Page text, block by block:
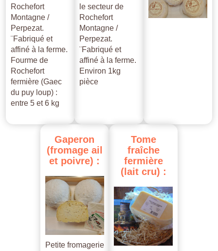
Rochefort
Montagne /
Perpezat.
¨Fabriqué et
affiné à la ferme.
Fourme de
Rochefort
fermière (Gaec
du puy loup) :
entre 5 et 6 kg
le secteur de
Rochefort
Montagne /
Perpezat.
¨Fabriqué et
affiné à la ferme.
Environ 1kg
pièce
Gaperon
(fromage ail
et poivre) :
Petite fromagerie
Tome
fraîche
fermière
(lait cru) :